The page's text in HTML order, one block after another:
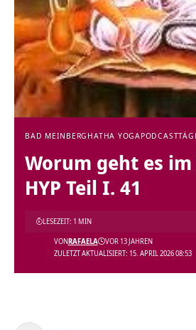
BAD MEINBERG HATHA YOGAPODCAST
Worum geht es im
HYP Teil I. 41
ZULETZT AKTUALISIERT: 15. APRIL 2026 08:53
VONRAFAELA VOR 13 JAHREN
LESEZEIT: 1 MIN